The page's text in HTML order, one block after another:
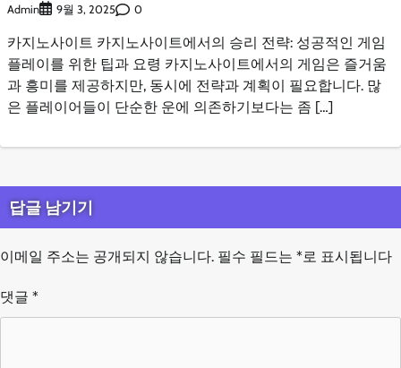
Admin 9월 3, 2025 0
카지노사이트 카지노사이트에서의 승리 전략: 성공적인 게임
플레이를 위한 팁과 요령 카지노사이트에서의 게임은 즐거움
과 흥미를 제공하지만, 동시에 전략과 계획이 필요합니다. 많
은 플레이어들이 단순한 운에 의존하기보다는 좀 […]
답글 남기기
이메일 주소는 공개되지 않습니다. 필수 필드는 *로 표시됩니다
댓글 *